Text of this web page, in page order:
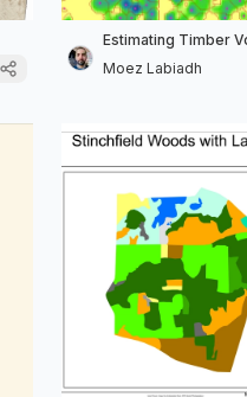
Estimating Timber
Moez Labiadh